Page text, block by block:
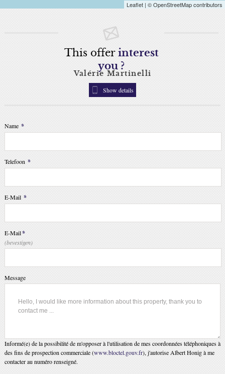
Leaflet | © OpenStreetMap contributors
This offerinterest
you ?
Valérie Martinelli
Show details
Name *
Telefoon *
E-Mail *
E-Mail*
(bevestigen)
Message
Informé(e) de la possibilité de m'opposer à l'utilisation de mes coordonnées téléphoniques à
des fins de prospection commerciale (www.bloctel.gouv.fr), j'autorise Albert Honig à me
contacter au numéro renseigné.